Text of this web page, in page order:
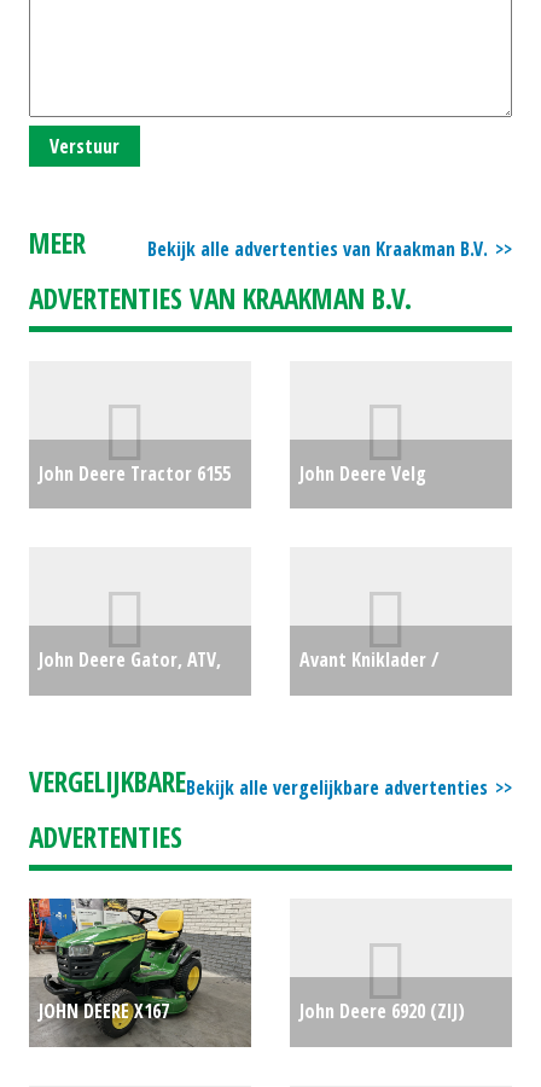
Verstuur
Bekijk alle advertenties van Kraakman B.V.
MEER
ADVERTENTIES VAN KRAAKMAN B.V.
John Deere Tractor 6155
#27839
€0
John Deere Velg
John Deere Gator, ATV,
Avant Kniklader /
Bekijk alle vergelijkbare advertenties
VERGELIJKBARE
ADVERTENTIES
JOHN DEERE X167
John Deere 6920 (ZIJ)